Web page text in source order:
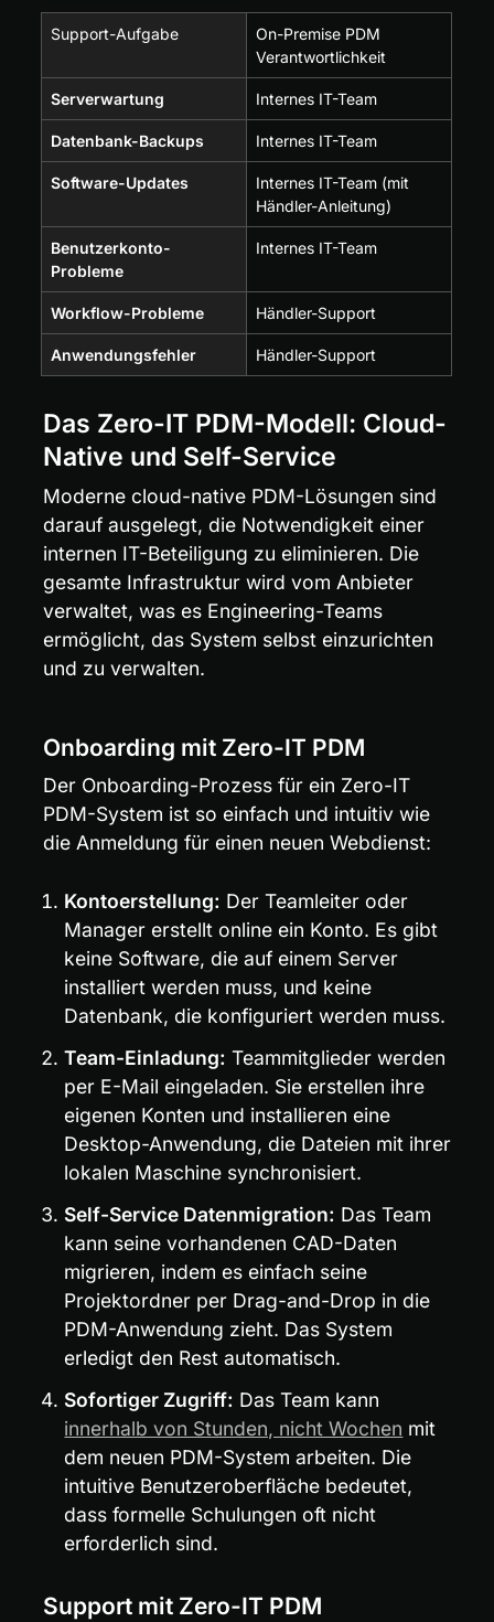
Support-Aufgabe
On-Premise PDM
Verantwortlichkeit
Serverwartung Internes IT-Team
Datenbank-Backups Internes IT-Team
Software-Updates
Internes IT-Team (mit
Händler-Anleitung)
Benutzerkonto-
Probleme
Internes IT-Team
Workflow-Probleme Händler-Support
Anwendungsfehler Händler-Support
Das Zero-IT PDM-Modell: Cloud-
Native und Self-Service
Moderne cloud-native PDM-Lösungen sind
darauf ausgelegt, die Notwendigkeit einer
internen IT-Beteiligung zu eliminieren. Die
gesamte Infrastruktur wird vom Anbieter
verwaltet, was es Engineering-Teams
ermöglicht, das System selbst einzurichten
und zu verwalten.
Onboarding mit Zero-IT PDM
Der Onboarding-Prozess für ein Zero-IT
PDM-System ist so einfach und intuitiv wie
die Anmeldung für einen neuen Webdienst:
Kontoerstellung: Der Teamleiter oder
Manager erstellt online ein Konto. Es gibt
keine Software, die auf einem Server
installiert werden muss, und keine
Datenbank, die konfiguriert werden muss.
Team-Einladung: Teammitglieder werden
per E-Mail eingeladen. Sie erstellen ihre
eigenen Konten und installieren eine
Desktop-Anwendung, die Dateien mit ihrer
lokalen Maschine synchronisiert.
Self-Service Datenmigration: Das Team
kann seine vorhandenen CAD-Daten
migrieren, indem es einfach seine
Projektordner per Drag-and-Drop in die
PDM-Anwendung zieht. Das System
erledigt den Rest automatisch.
Sofortiger Zugriff: Das Team kann
innerhalb von Stunden, nicht Wochen mit
dem neuen PDM-System arbeiten. Die
intuitive Benutzeroberfläche bedeutet,
dass formelle Schulungen oft nicht
erforderlich sind.
Support mit Zero-IT PDM